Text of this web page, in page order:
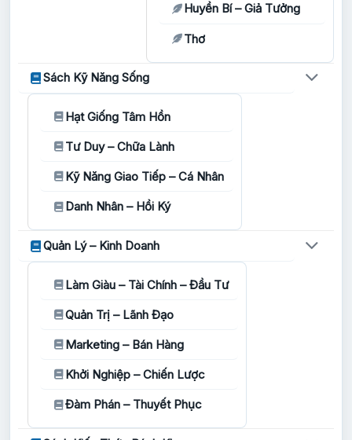
Huyền Bí – Giả Tưởng
Thơ
Sách Kỹ Năng Sống
Hạt Giống Tâm Hồn
Tư Duy – Chữa Lành
Kỹ Năng Giao Tiếp – Cá Nhân
Danh Nhân – Hồi Ký
Quản Lý – Kinh Doanh
Làm Giàu – Tài Chính – Đầu Tư
Quản Trị – Lãnh Đạo
Marketing – Bán Hàng
Khởi Nghiệp – Chiến Lược
Đàm Phán – Thuyết Phục